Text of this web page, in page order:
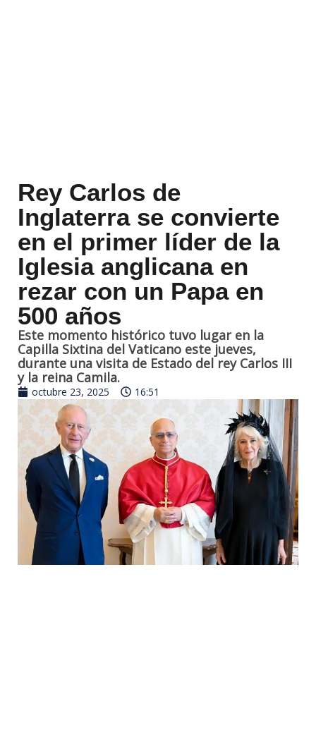
Rey Carlos de
Inglaterra se convierte
en el primer líder de la
Iglesia anglicana en
rezar con un Papa en
500 años
Este momento histórico tuvo lugar en la
Capilla Sixtina del Vaticano este jueves,
durante una visita de Estado del rey Carlos III
y la reina Camila.
octubre 23, 2025 16:51